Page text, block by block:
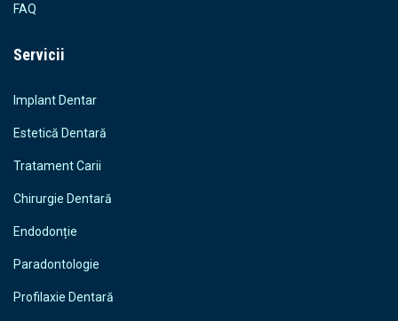
FAQ
Servicii
Implant Dentar
Estetică Dentară
Tratament Carii
Chirurgie Dentară
Endodonție
Paradontologie
Profilaxie Dentară